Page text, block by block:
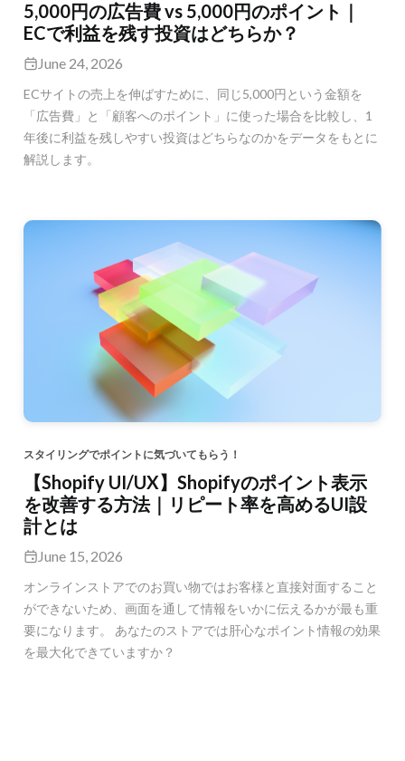
5,000円の広告費 vs 5,000円のポイント｜
ECで利益を残す投資はどちらか？
June 24, 2026
ECサイトの売上を伸ばすために、同じ5,000円という金額を
「広告費」と「顧客へのポイント」に使った場合を比較し、1
年後に利益を残しやすい投資はどちらなのかをデータをもとに
解説します。
スタイリングでポイントに気づいてもらう！
【Shopify UI/UX】Shopifyのポイント表示
を改善する方法｜リピート率を高めるUI設
計とは
June 15, 2026
オンラインストアでのお買い物ではお客様と直接対面すること
ができないため、画面を通して情報をいかに伝えるかが最も重
要になります。 あなたのストアでは肝心なポイント情報の効果
を最大化できていますか？